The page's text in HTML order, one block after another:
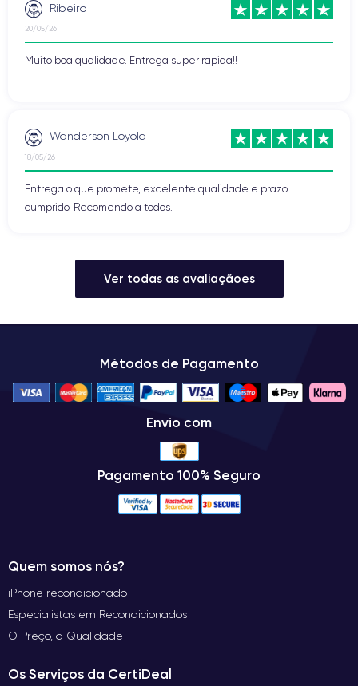
Ribeiro
20/05/26
Muito boa qualidade. Entrega super rapida!!
Wanderson Loyola
18/05/26
Entrega o que promete, excelente qualidade e prazo
cumprido. Recomendo a todos.
Ver todas as avaliaçãoes
Métodos de Pagamento
Envio com
Pagamento 100% Seguro
Quem somos nós?
iPhone recondicionado
Especialistas em Recondicionados
O Preço, a Qualidade
Os Serviços da CertiDeal